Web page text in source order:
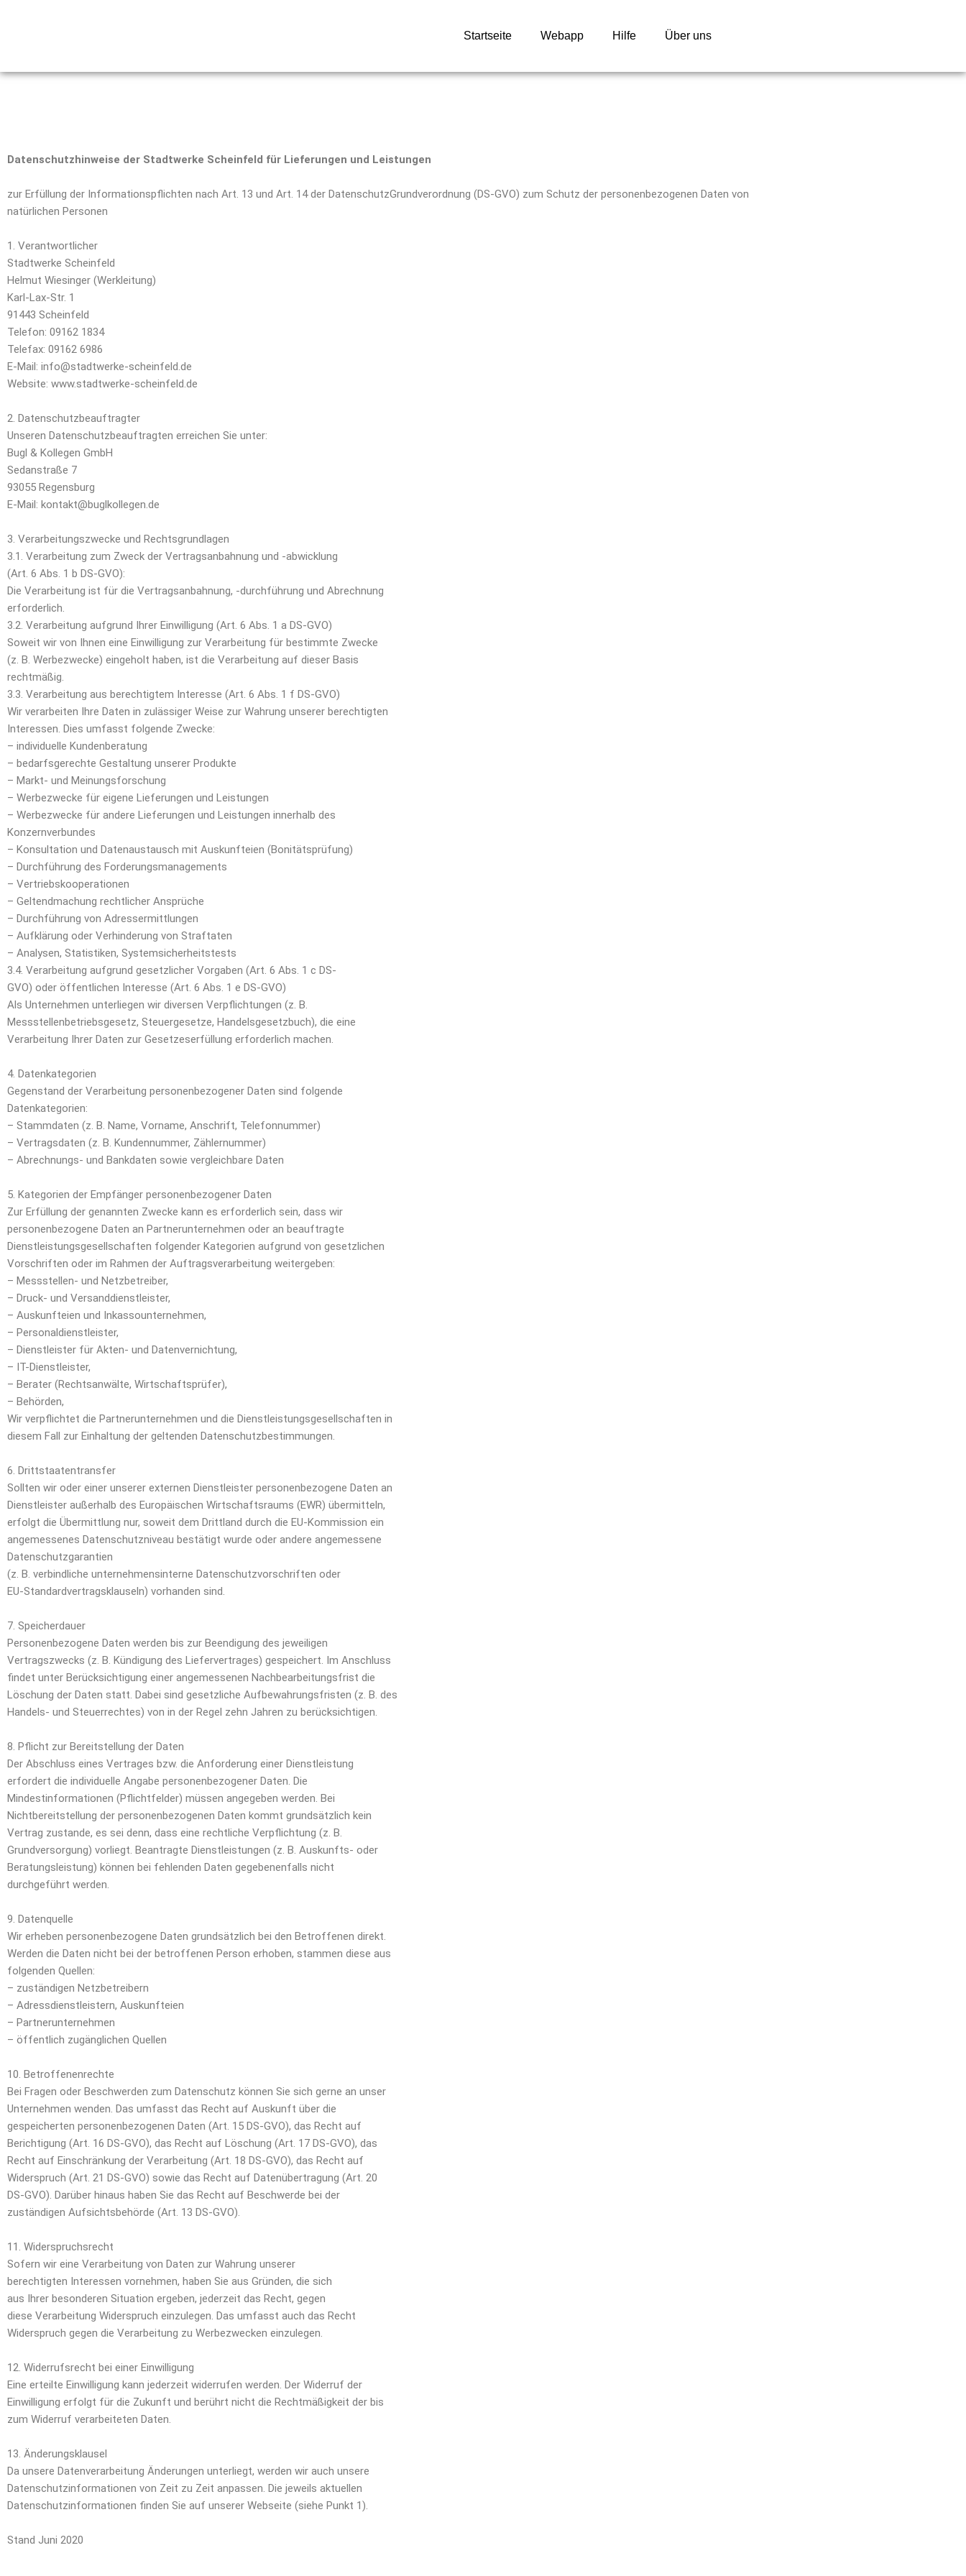
Startseite Webapp Hilfe Über uns
Datenschutzhinweise der Stadtwerke Scheinfeld für Lieferungen und Leistungen
zur Erfüllung der Informationspflichten nach Art. 13 und Art. 14 der DatenschutzGrundverordnung (DS-GVO) zum Schutz der personenbezogenen Daten von
natürlichen Personen
1. Verantwortlicher
Stadtwerke Scheinfeld
Helmut Wiesinger (Werkleitung)
Karl-Lax-Str. 1
91443 Scheinfeld
Telefon: 09162 1834
Telefax: 09162 6986
E-Mail: info@stadtwerke-scheinfeld.de
Website: www.stadtwerke-scheinfeld.de
2. Datenschutzbeauftragter
Unseren Datenschutzbeauftragten erreichen Sie unter:
Bugl & Kollegen GmbH
Sedanstraße 7
93055 Regensburg
E-Mail: kontakt@buglkollegen.de
3. Verarbeitungszwecke und Rechtsgrundlagen
3.1. Verarbeitung zum Zweck der Vertragsanbahnung und -abwicklung
(Art. 6 Abs. 1 b DS-GVO):
Die Verarbeitung ist für die Vertragsanbahnung, -durchführung und Abrechnung
erforderlich.
3.2. Verarbeitung aufgrund Ihrer Einwilligung (Art. 6 Abs. 1 a DS-GVO)
Soweit wir von Ihnen eine Einwilligung zur Verarbeitung für bestimmte Zwecke
(z. B. Werbezwecke) eingeholt haben, ist die Verarbeitung auf dieser Basis
rechtmäßig.
3.3. Verarbeitung aus berechtigtem Interesse (Art. 6 Abs. 1 f DS-GVO)
Wir verarbeiten Ihre Daten in zulässiger Weise zur Wahrung unserer berechtigten
Interessen. Dies umfasst folgende Zwecke:
– individuelle Kundenberatung
– bedarfsgerechte Gestaltung unserer Produkte
– Markt- und Meinungsforschung
– Werbezwecke für eigene Lieferungen und Leistungen
– Werbezwecke für andere Lieferungen und Leistungen innerhalb des
Konzernverbundes
– Konsultation und Datenaustausch mit Auskunfteien (Bonitätsprüfung)
– Durchführung des Forderungsmanagements
– Vertriebskooperationen
– Geltendmachung rechtlicher Ansprüche
– Durchführung von Adressermittlungen
– Aufklärung oder Verhinderung von Straftaten
– Analysen, Statistiken, Systemsicherheitstests
3.4. Verarbeitung aufgrund gesetzlicher Vorgaben (Art. 6 Abs. 1 c DS-
GVO) oder öffentlichen Interesse (Art. 6 Abs. 1 e DS-GVO)
Als Unternehmen unterliegen wir diversen Verpflichtungen (z. B.
Messstellenbetriebsgesetz, Steuergesetze, Handelsgesetzbuch), die eine
Verarbeitung Ihrer Daten zur Gesetzeserfüllung erforderlich machen.
4. Datenkategorien
Gegenstand der Verarbeitung personenbezogener Daten sind folgende
Datenkategorien:
– Stammdaten (z. B. Name, Vorname, Anschrift, Telefonnummer)
– Vertragsdaten (z. B. Kundennummer, Zählernummer)
– Abrechnungs- und Bankdaten sowie vergleichbare Daten
5. Kategorien der Empfänger personenbezogener Daten
Zur Erfüllung der genannten Zwecke kann es erforderlich sein, dass wir
personenbezogene Daten an Partnerunternehmen oder an beauftragte
Dienstleistungsgesellschaften folgender Kategorien aufgrund von gesetzlichen
Vorschriften oder im Rahmen der Auftragsverarbeitung weitergeben:
– Messstellen- und Netzbetreiber,
– Druck- und Versanddienstleister,
– Auskunfteien und Inkassounternehmen,
– Personaldienstleister,
– Dienstleister für Akten- und Datenvernichtung,
– IT-Dienstleister,
– Berater (Rechtsanwälte, Wirtschaftsprüfer),
– Behörden,
Wir verpflichtet die Partnerunternehmen und die Dienstleistungsgesellschaften in
diesem Fall zur Einhaltung der geltenden Datenschutzbestimmungen.
6. Drittstaatentransfer
Sollten wir oder einer unserer externen Dienstleister personenbezogene Daten an
Dienstleister außerhalb des Europäischen Wirtschaftsraums (EWR) übermitteln,
erfolgt die Übermittlung nur, soweit dem Drittland durch die EU-Kommission ein
angemessenes Datenschutzniveau bestätigt wurde oder andere angemessene
Datenschutzgarantien
(z. B. verbindliche unternehmensinterne Datenschutzvorschriften oder
EU-Standardvertragsklauseln) vorhanden sind.
7. Speicherdauer
Personenbezogene Daten werden bis zur Beendigung des jeweiligen
Vertragszwecks (z. B. Kündigung des Liefervertrages) gespeichert. Im Anschluss
findet unter Berücksichtigung einer angemessenen Nachbearbeitungsfrist die
Löschung der Daten statt. Dabei sind gesetzliche Aufbewahrungsfristen (z. B. des
Handels- und Steuerrechtes) von in der Regel zehn Jahren zu berücksichtigen.
8. Pflicht zur Bereitstellung der Daten
Der Abschluss eines Vertrages bzw. die Anforderung einer Dienstleistung
erfordert die individuelle Angabe personenbezogener Daten. Die
Mindestinformationen (Pflichtfelder) müssen angegeben werden. Bei
Nichtbereitstellung der personenbezogenen Daten kommt grundsätzlich kein
Vertrag zustande, es sei denn, dass eine rechtliche Verpflichtung (z. B.
Grundversorgung) vorliegt. Beantragte Dienstleistungen (z. B. Auskunfts- oder
Beratungsleistung) können bei fehlenden Daten gegebenenfalls nicht
durchgeführt werden.
9. Datenquelle
Wir erheben personenbezogene Daten grundsätzlich bei den Betroffenen direkt.
Werden die Daten nicht bei der betroffenen Person erhoben, stammen diese aus
folgenden Quellen:
– zuständigen Netzbetreibern
– Adressdienstleistern, Auskunfteien
– Partnerunternehmen
– öffentlich zugänglichen Quellen
10. Betroffenenrechte
Bei Fragen oder Beschwerden zum Datenschutz können Sie sich gerne an unser
Unternehmen wenden. Das umfasst das Recht auf Auskunft über die
gespeicherten personenbezogenen Daten (Art. 15 DS-GVO), das Recht auf
Berichtigung (Art. 16 DS-GVO), das Recht auf Löschung (Art. 17 DS-GVO), das
Recht auf Einschränkung der Verarbeitung (Art. 18 DS-GVO), das Recht auf
Widerspruch (Art. 21 DS-GVO) sowie das Recht auf Datenübertragung (Art. 20
DS-GVO). Darüber hinaus haben Sie das Recht auf Beschwerde bei der
zuständigen Aufsichtsbehörde (Art. 13 DS-GVO).
11. Widerspruchsrecht
Sofern wir eine Verarbeitung von Daten zur Wahrung unserer
berechtigten Interessen vornehmen, haben Sie aus Gründen, die sich
aus Ihrer besonderen Situation ergeben, jederzeit das Recht, gegen
diese Verarbeitung Widerspruch einzulegen. Das umfasst auch das Recht
Widerspruch gegen die Verarbeitung zu Werbezwecken einzulegen.
12. Widerrufsrecht bei einer Einwilligung
Eine erteilte Einwilligung kann jederzeit widerrufen werden. Der Widerruf der
Einwilligung erfolgt für die Zukunft und berührt nicht die Rechtmäßigkeit der bis
zum Widerruf verarbeiteten Daten.
13. Änderungsklausel
Da unsere Datenverarbeitung Änderungen unterliegt, werden wir auch unsere
Datenschutzinformationen von Zeit zu Zeit anpassen. Die jeweils aktuellen
Datenschutzinformationen finden Sie auf unserer Webseite (siehe Punkt 1).
Stand Juni 2020